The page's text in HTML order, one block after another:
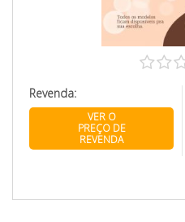
Revenda:
VER O
PREÇO DE
REVENDA